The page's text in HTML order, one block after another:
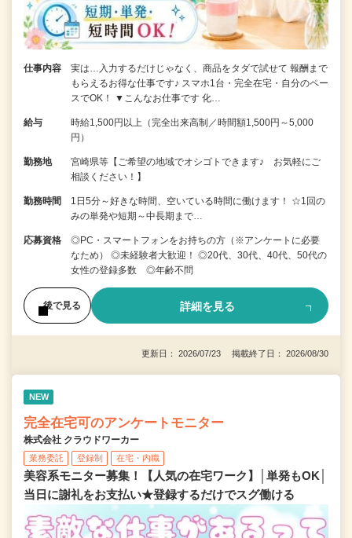
仕事内容
実は…入力するだけじゃなく、商品をタダで試せて 報酬まで
もらえるお得な仕事です♪ スマホ1台・完全在宅・自分のペー
スでOK！ ▼こんなお仕事です 化…
給与
時給1,500円以上（完全出来高制／時間額1,500円～5,000
円）
勤務地
宮崎県等【ご希望の地域でオシゴトできます♪ お気軽にご
相談ください！】
勤務時間
1日5分～好きな時間、空いている時間に働けます！ ☆1回の
みの単発や短期～中長期まで…
応募資格
◎PC・スマートフォンをお持ちの方（※アンケートに必要
なため） ◎未経験者大歓迎！ ◎20代、30代、40代、50代の
女性の登録多数 ◎年齢不問
後で見る 詳細を見る
更新日： 2026/07/23 掲載終了日： 2026/08/30
NEW
完全在宅可のアンケートモニター
株式会社 クラウドワーカー
業務委託 登録制 在宅・内職
美容系モニター募集！【人気の在宅ワーク】│単発もOK│
当日に謝礼をお支払い★登録するだけでスグ働ける